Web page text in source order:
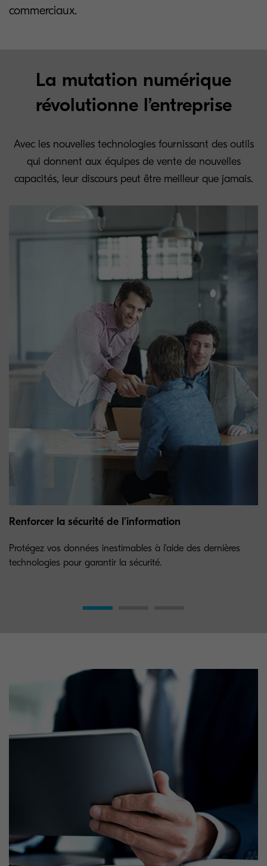
commerciaux.
La mutation numérique
révolutionne l’entreprise
Avec les nouvelles technologies fournissant des outils
qui donnent aux équipes de vente de nouvelles
capacités, leur discours peut être meilleur que jamais.
Renforcer la sécurité de l'information
Protégez vos données inestimables à l'aide des dernières
technologies pour garantir la sécurité.